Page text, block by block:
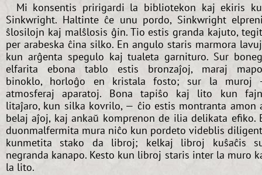
Mi konsentis pririgardi la bibliotekon kaj ekiris
Sinkwright. Haltinte ĉe unu pordo, Sinkwright
ŝlosilojn kaj malŝlosis ĝin. Tio estis granda kajuto,
per arabeska ĉina silko. En angulo staris marmora
kun arĝenta spegulo kaj tualeta garnituro. Sur
elfarita ebona tablo estis bronzaĵoj, maraj
binoklo, horloĝo en kristala fosto; sur la muroj
atmosferaj aparatoj. Bona tapiŝo kaj lito kun
litaĵaro, kun silka kovrilo, — ĉio estis montranta amon
belaj aĵoj, kaj ankaŭ komprenon de ilia delikata efiko.
duonmalfermita mura niĉo kun pordeto videblis
kunmetita stako da libroj; kelkaj libroj kuŝaĉis
negranda kanapo. Kesto kun libroj staris inter la muro
la lito.